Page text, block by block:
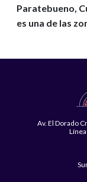
Paratebueno,
es una de las
Av. El Dorado